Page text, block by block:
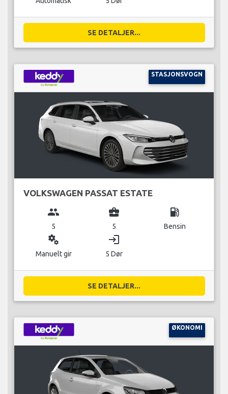
SE DETALJER...
STASJONSVOGN
VOLKSWAGEN PASSAT ESTATE
group
5
business_center
5
local_gas_station
Bensin
miscellaneous_services
Manuelt gir
login
5 Dør
SE DETALJER...
ØKONOMI